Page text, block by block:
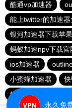
酷通vp加速器
能上twitter的加速器
银河加速器下载苹
蚂蚁加速npv下载官
ios加速器
小蜜蜂加速器
快连vρn加速器
永久免